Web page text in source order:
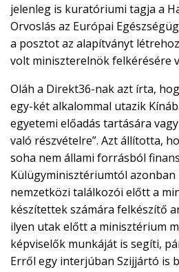
jelenleg is kuratóriumi tagja a
Orvoslás az Európai
a posztot az alapítványt
volt miniszterelnök felkérésére
Oláh a Direkt36-nak azt írta,
egy-két alkalommal utazik
egyetemi előadás tartására
való részvételre”. Azt állította,
soha nem állami forrásból
Külügyminisztériumtól
nemzetközi találkozói előtt a
készítettek számára felkészítő
ilyen utak előtt a minisztérium
képviselők munkáját is segíti,
Erről egy interjúban Szijjártó is